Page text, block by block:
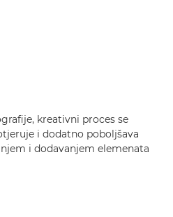
kreativni proces se
i dodatno poboljšava
i dodavanjem elemenata